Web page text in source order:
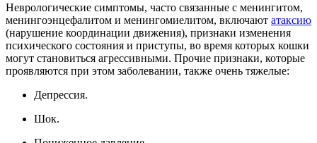
Неврологические симптомы, часто связанные с менингитом,
менингоэнцефалитом и менингомиелитом, включают атаксию
(нарушение координации движения), признаки изменения
психического состояния и приступы, во время которых кошки
могут становиться агрессивными. Прочие признаки, которые
проявляются при этом заболевании, также очень тяжелые:
Депрессия.
Шок.